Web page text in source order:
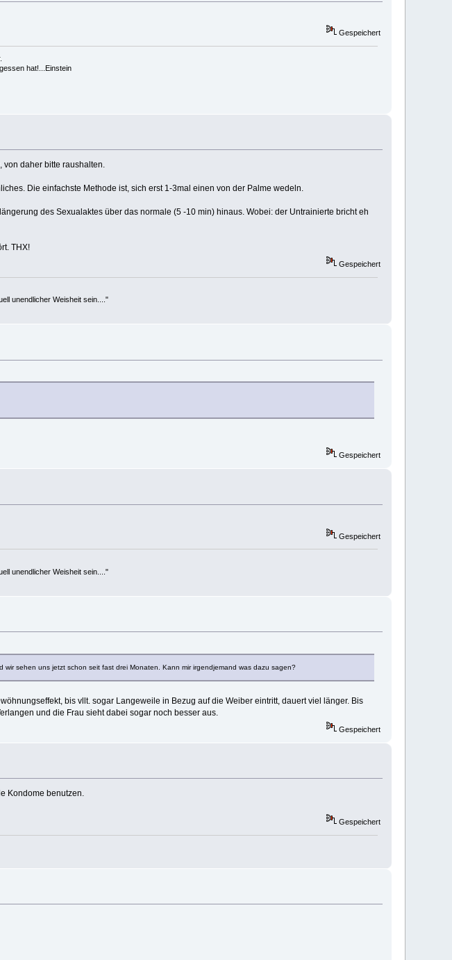
Gespeichert
hat!...Einstein
daher bitte raushalten.
Die einfachste Methode ist, sich erst 1-3mal einen von der Palme wedeln.
des Sexualaktes über das normale (5 -10 min) hinaus. Wobei: der Untrainierte bricht eh
THX!
Gespeichert
unendlicher Weisheit sein...."
Gespeichert
Gespeichert
unendlicher Weisheit sein...."
sehen uns jetzt schon seit fast drei Monaten. Kann mir irgendjemand was dazu sagen?
bis vllt. sogar Langeweile in Bezug auf die Weiber eintritt, dauert viel länger. Bis
und die Frau sieht dabei sogar noch besser aus.
Gespeichert
Kondome benutzen.
Gespeichert